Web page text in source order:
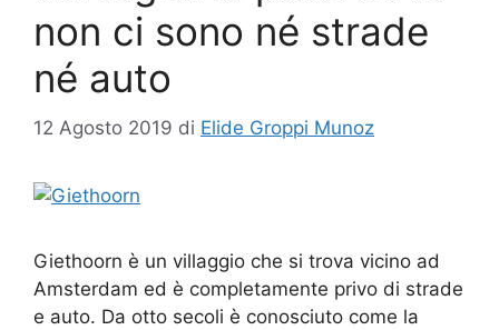
non ci sono né strade
né auto
12 Agosto 2019 di Elide Groppi Munoz
Giethoorn è un villaggio che si trova vicino ad
Amsterdam ed è completamente privo di strade
e auto. Da otto secoli è conosciuto come la